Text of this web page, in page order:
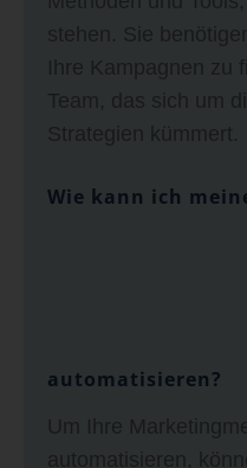
stehen. Sie
Ihre Kampagnen zu
Team, das sich um
Strategien kümmert.
Wie kann ich
automatisieren?
Um Ihre
automatisieren,